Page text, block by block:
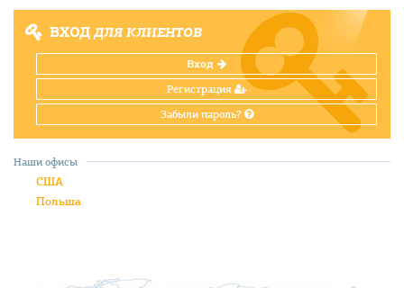
ВХОДДЛЯ КЛИЕНТОВ
Вход
Регистрация
Забыли пароль?
Наши офисы
США
Польша